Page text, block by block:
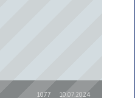
10.07.2024
1077